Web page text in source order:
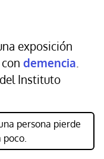
exposición
demencia
Instituto
persona pierde